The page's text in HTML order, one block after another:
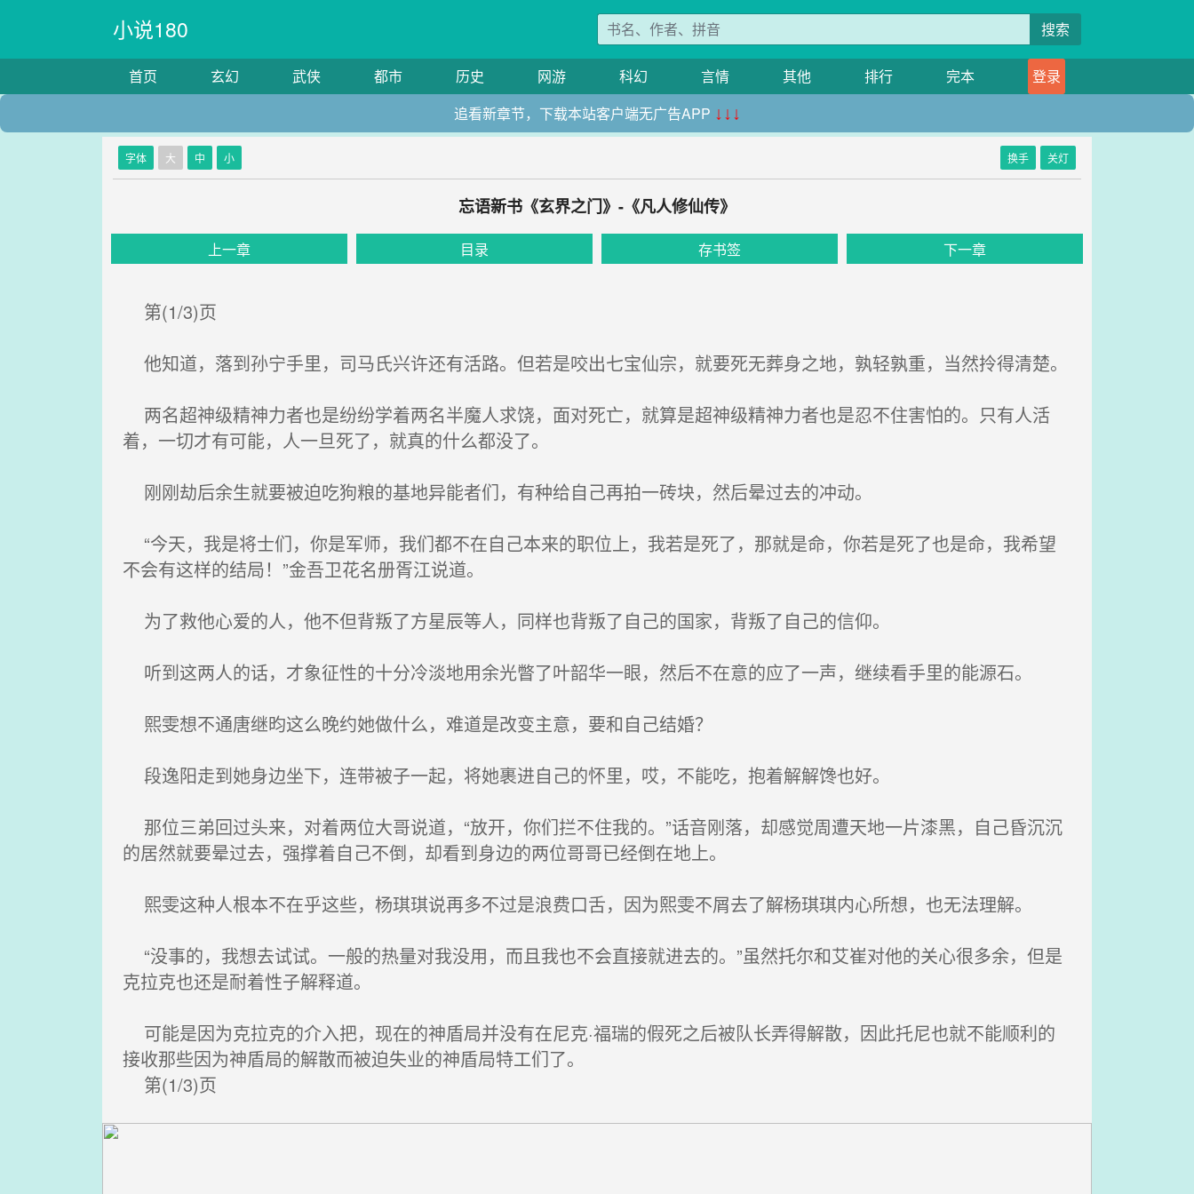
小说180 搜索
首页 玄幻 武侠 都市 历史 网游 科幻 言情 其他 排行 完本
登录
追看新章节，下载本站客户端无广告APP ↓↓↓
字体 大 中 小 换手 关灯
忘语新书《玄界之门》-《凡人修仙传》
上一章 目录 存书签 下一章
第(1/3)页
他知道，落到孙宁手里，司马氏兴许还有活路。但若是咬出七宝仙宗，就要死无葬身之地，孰轻孰重，当然拎得清楚。
两名超神级精神力者也是纷纷学着两名半魔人求饶，面对死亡，就算是超神级精神力者也是忍不住害怕的。只有人活
着，一切才有可能，人一旦死了，就真的什么都没了。
刚刚劫后余生就要被迫吃狗粮的基地异能者们，有种给自己再拍一砖块，然后晕过去的冲动。
“今天，我是将士们，你是军师，我们都不在自己本来的职位上，我若是死了，那就是命，你若是死了也是命，我希望
不会有这样的结局！”金吾卫花名册胥江说道。
为了救他心爱的人，他不但背叛了方星辰等人，同样也背叛了自己的国家，背叛了自己的信仰。
听到这两人的话，才象征性的十分冷淡地用余光瞥了叶韶华一眼，然后不在意的应了一声，继续看手里的能源石。
熙雯想不通唐继昀这么晚约她做什么，难道是改变主意，要和自己结婚？
段逸阳走到她身边坐下，连带被子一起，将她裹进自己的怀里，哎，不能吃，抱着解解馋也好。
那位三弟回过头来，对着两位大哥说道，“放开，你们拦不住我的。”话音刚落，却感觉周遭天地一片漆黑，自己昏沉沉
的居然就要晕过去，强撑着自己不倒，却看到身边的两位哥哥已经倒在地上。
熙雯这种人根本不在乎这些，杨琪琪说再多不过是浪费口舌，因为熙雯不屑去了解杨琪琪内心所想，也无法理解。
“没事的，我想去试试。一般的热量对我没用，而且我也不会直接就进去的。”虽然托尔和艾崔对他的关心很多余，但是
克拉克也还是耐着性子解释道。
可能是因为克拉克的介入把，现在的神盾局并没有在尼克·福瑞的假死之后被队长弄得解散，因此托尼也就不能顺利的
接收那些因为神盾局的解散而被迫失业的神盾局特工们了。
第(1/3)页